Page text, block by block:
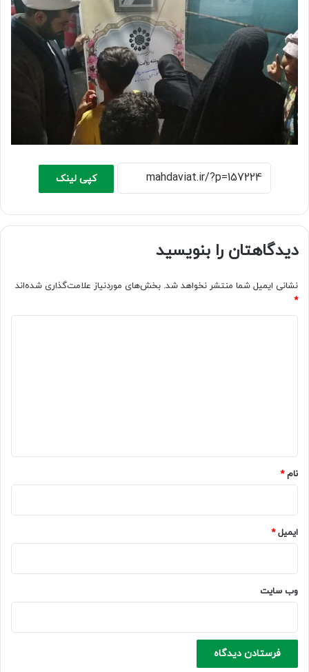
کپی لینک
دیدگاهتان را بنویسید
نشانی ایمیل شما منتشر نخواهد شد. بخش‌های موردنیاز علامت‌گذاری شده‌اند
*
نام*
ایمیل*
وب‌ سایت